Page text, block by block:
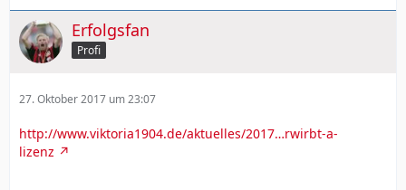
Erfolgsfan
Profi
27. Oktober 2017 um 23:07
http://www.viktoria1904.de/aktuelles/2017…rwirbt-a-
lizenz